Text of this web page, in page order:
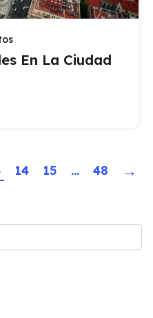
En La Ciudad
14 15 ... 48 →
con una función de